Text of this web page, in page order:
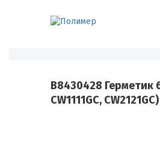
B8430428 Герметик
CW1111GC, CW2121GC)